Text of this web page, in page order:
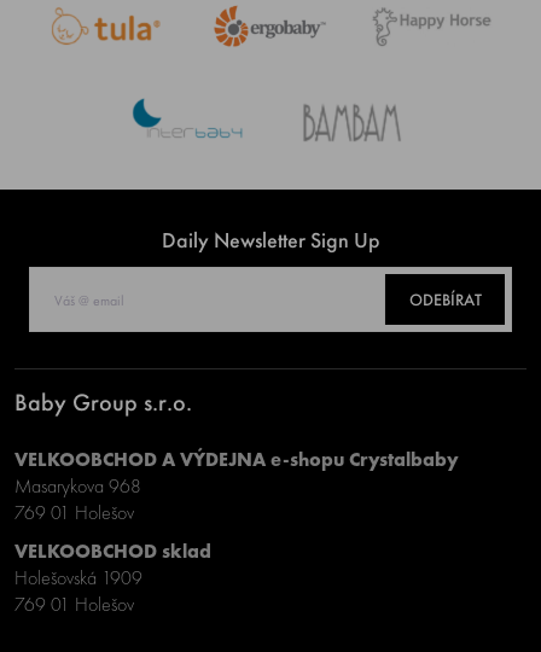
Daily Newsletter Sign Up
ODEBÍRAT
Baby Group s.r.o.
VELKOOBCHOD A VÝDEJNA e-shopu Crystalbaby
Masarykova 968
769 01 Holešov
VELKOOBCHOD sklad
Holešovská 1909
769 01 Holešov